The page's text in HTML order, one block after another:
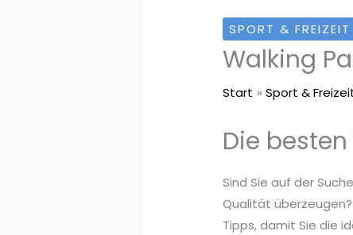
SPORT & FREIZEIT
Walking
Start Sport &
Die
Sind Sie auf der
Qualität
Tipps, damit Sie die